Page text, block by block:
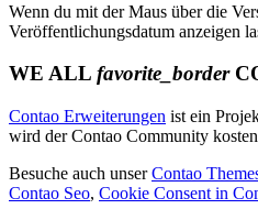
Wenn du mit der Maus über die
Veröffentlichungsdatum anzeigen
WE ALL favorite_border
Contao Erweiterungen ist ein
wird der Contao Community
Besuche auch unserContao
Contao Seo, Cookie Consent in